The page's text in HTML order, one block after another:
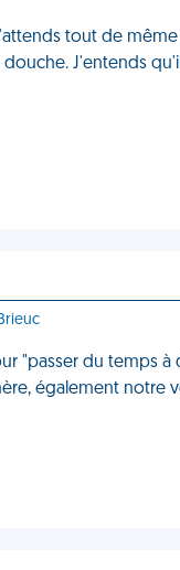
tout de
J'entends qu'il
du temps à
également notre